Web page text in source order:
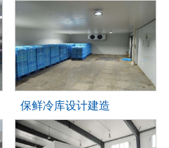
保鲜冷库设计建造